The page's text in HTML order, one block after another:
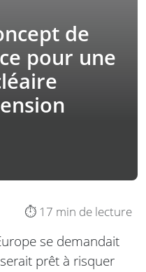
de
pour une
⏱️ 17 min de lecture
se demandait
prêt à risquer